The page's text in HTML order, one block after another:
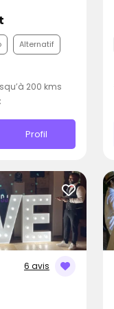
Alternatif
200 kms
Profil
6 avis